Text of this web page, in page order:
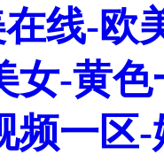
线-欧
女-黄
频一区